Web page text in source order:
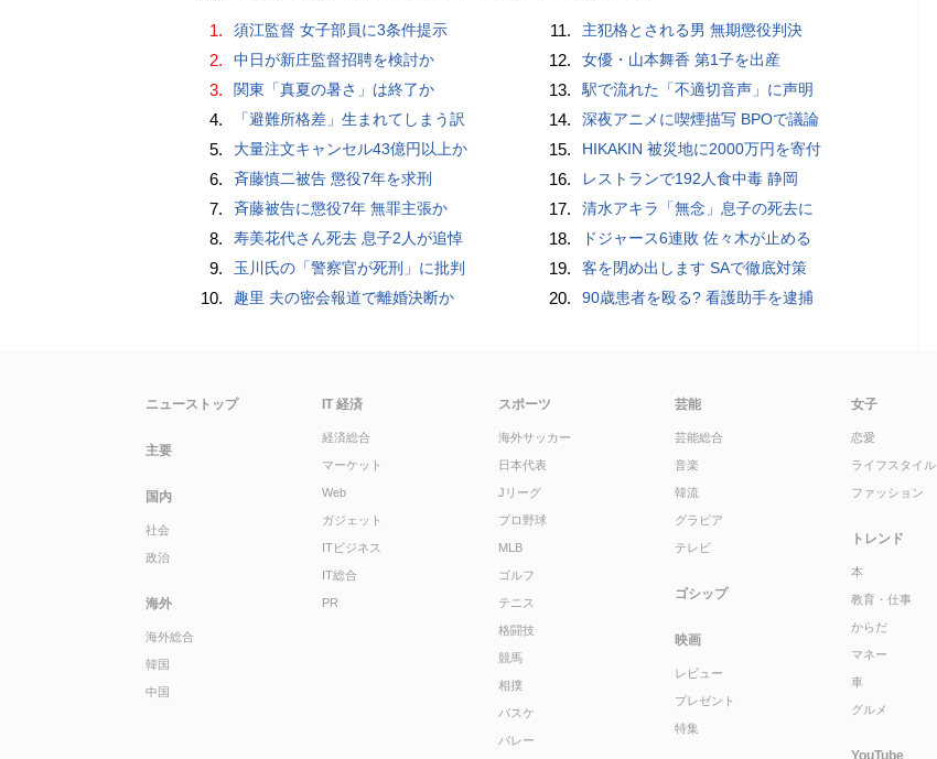
1. 須江監督 女子部員に3条件提示
2. 中日が新庄監督招聘を検討か
3. 関東「真夏の暑さ」は終了か
4. 「避難所格差」生まれてしまう訳
5. 大量注文キャンセル43億円以上か
6. 斉藤慎二被告 懲役7年を求刑
7. 斉藤被告に懲役7年 無罪主張か
8. 寿美花代さん死去 息子2人が追悼
9. 玉川氏の「警察官が死刑」に批判
10. 趣里 夫の密会報道で離婚決断か
11. 主犯格とされる男 無期懲役判決
12. 女優・山本舞香 第1子を出産
13. 駅で流れた「不適切音声」に声明
14. 深夜アニメに喫煙描写 BPOで議論
15. HIKAKIN 被災地に2000万円を寄付
16. レストランで192人食中毒 静岡
17. 清水アキラ「無念」息子の死去に
18. ドジャース6連敗 佐々木が止める
19. 客を閉め出します SAで徹底対策
20. 90歳患者を殴る? 看護助手を逮捕
ニューストップ
主要
国内
社会
政治
海外
海外総合
韓国
中国
IT 経済
経済総合
マーケット
Web
ガジェット
ITビジネス
IT総合
PR
スポーツ
海外サッカー
日本代表
Jリーグ
プロ野球
MLB
ゴルフ
テニス
格闘技
競馬
相撲
バスケ
バレー
芸能
芸能総合
音楽
韓流
グラビア
テレビ
ゴシップ
映画
レビュー
プレゼント
特集
女子
恋愛
ライフスタイル
ファッション
トレンド
本
教育・仕事
からだ
マネー
車
グルメ
YouTube